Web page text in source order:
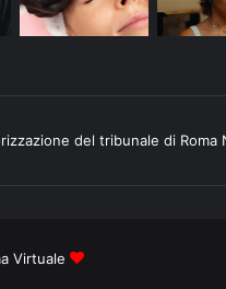
del tribunale di
Virtuale